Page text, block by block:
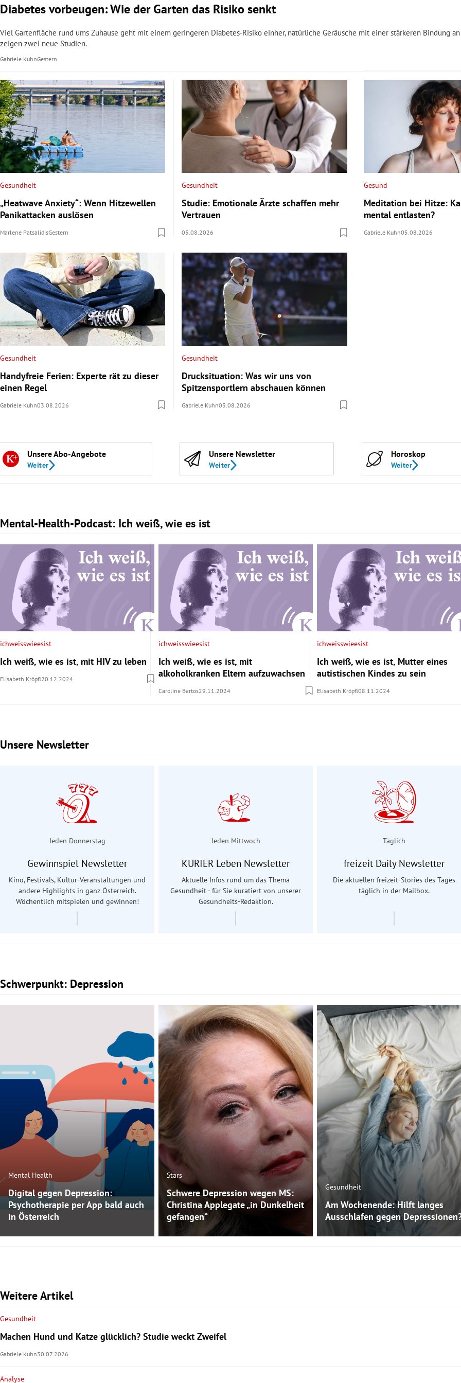
Diabetes vorbeugen: Wie der Garten das Risiko senkt
Viel Gartenfläche rund ums Zuhause geht mit einem geringeren Diabetes-Risiko einher, natürliche Geräusche mit einer stärkeren Bindung
zeigen zwei neue Studien.
Gabriele KuhnGestern
Gesundheit
„Heatwave Anxiety“: Wenn Hitzewellen
Panikattacken auslösen
Marlene PatsalidisGestern
Gesundheit
Studie: Emotionale Ärzte schaffen mehr
Vertrauen
05.08.2026
Gesund
Meditation bei Hitze:
mental entlasten?
Gabriele Kuhn05.08.2026
Gesundheit
Handyfreie Ferien: Experte rät zu dieser
einen Regel
Gabriele Kuhn03.08.2026
Gesundheit
Drucksituation: Was wir uns von
Spitzensportlern abschauen können
Gabriele Kuhn03.08.2026
Unsere Abo-Angebote
Weiter
Unsere Newsletter
Weiter
Horoskop
Weiter
Mental-Health-Podcast: Ich weiß, wie es ist
Slide 1 von 3
ichweisswieesist
Ich weiß, wie es ist, mit HIV zu leben
Elisabeth Kröpfl20.12.2024
ichweisswieesist
Ich weiß, wie es ist, mit
alkoholkranken Eltern aufzuwachsen
Caroline Bartos29.11.2024
ichweisswieesist
Ich weiß, wie es ist, Mutter eines
autistischen Kindes zu sein
Elisabeth Kröpfl08.11.2024
Unsere Newsletter
Slide 1 von 2
Jeden Donnerstag
Gewinnspiel Newsletter
Kino, Festivals, Kultur-Veranstaltungen und
andere Highlights in ganz Österreich.
Wöchentlich mitspielen und gewinnen!
Jeden Mittwoch
KURIER Leben Newsletter
Aktuelle Infos rund um das Thema
Gesundheit - für Sie kuratiert von unserer
Gesundheits-Redaktion.
Täglich
freizeit Daily Newsletter
Die aktuellen freizeit-Stories des Tages
täglich in der Mailbox.
Schwerpunkt: Depression
Slide 1 von 2
Mental Health
Digital gegen Depression:
Psychotherapie per App bald auch
in Österreich
Stars
Schwere Depression wegen MS:
Christina Applegate „in Dunkelheit
gefangen“
Gesundheit
Am Wochenende: Hilft langes
Ausschlafen gegen
Weitere Artikel
Gesundheit
Machen Hund und Katze glücklich? Studie weckt Zweifel
Gabriele Kuhn30.07.2026
Analyse